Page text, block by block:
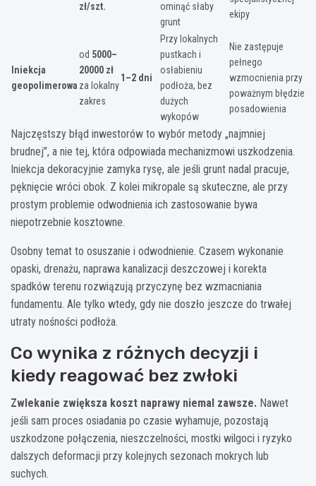
zł/szt.
ominąć słaby
grunt
ekipy
Iniekcja
geopolimerowa
od 5000–
20000 zł
za lokalny
zakres
1–2 dni
Przy lokalnych
pustkach i
osłabieniu
podłoża, bez
dużych
wykopów
Nie zastępuje
pełnego
wzmocnienia przy
poważnym błędzie
posadowienia
Najczęstszy błąd inwestorów to wybór metody „najmniej
brudnej”, a nie tej, która odpowiada mechanizmowi uszkodzenia.
Iniekcja dekoracyjnie zamyka rysę, ale jeśli grunt nadal pracuje,
pęknięcie wróci obok. Z kolei mikropale są skuteczne, ale przy
prostym problemie odwodnienia ich zastosowanie bywa
niepotrzebnie kosztowne.
Osobny temat to osuszanie i odwodnienie. Czasem wykonanie
opaski, drenażu, naprawa kanalizacji deszczowej i korekta
spadków terenu rozwiązują przyczynę bez wzmacniania
fundamentu. Ale tylko wtedy, gdy nie doszło jeszcze do trwałej
utraty nośności podłoża.
Co wynika z różnych decyzji i
kiedy reagować bez zwłoki
Zwlekanie zwiększa koszt naprawy niemal zawsze. Nawet
jeśli sam proces osiadania po czasie wyhamuje, pozostają
uszkodzone połączenia, nieszczelności, mostki wilgoci i ryzyko
dalszych deformacji przy kolejnych sezonach mokrych lub
suchych.